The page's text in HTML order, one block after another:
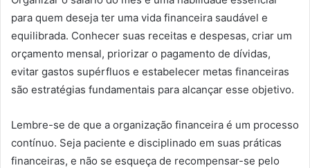
para quem deseja ter uma vida financeira saudável e
equilibrada. Conhecer suas receitas e despesas, criar um
orçamento mensal, priorizar o pagamento de dívidas,
evitar gastos supérfluos e estabelecer metas financeiras
são estratégias fundamentais para alcançar esse objetivo.
Lembre-se de que a organização financeira é um processo
contínuo. Seja paciente e disciplinado em suas práticas
financeiras, e não se esqueça de recompensar-se pelo